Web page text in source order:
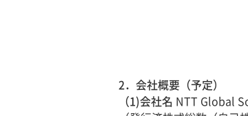
2．会社概要（予定）
（1)会社名 NTT Global